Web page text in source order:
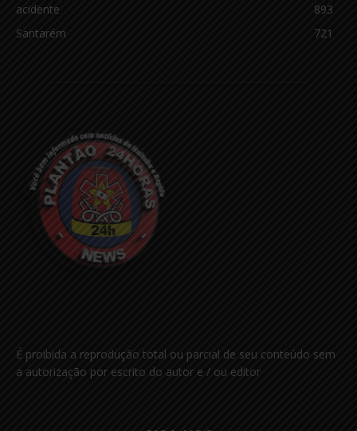
acidente
893
Santarém
721
É proibida a reprodução total ou parcial de seu conteúdo sem
a autorização por escrito do autor e / ou editor